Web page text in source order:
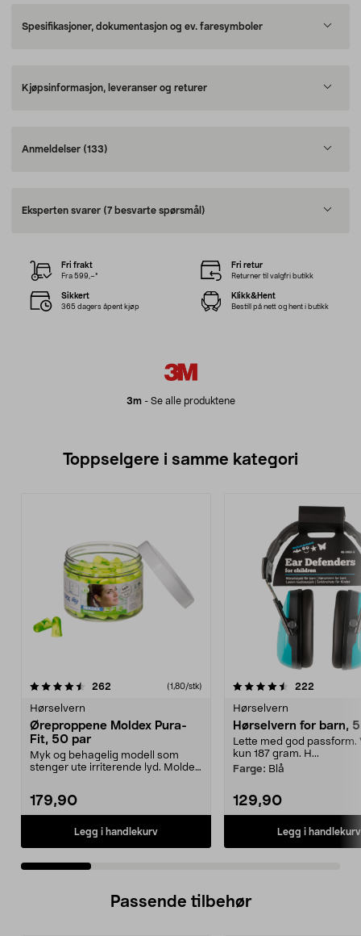
Spesifikasjoner, dokumentasjon og ev. faresymboler
Kjøpsinformasjon, leveranser og returer
Anmeldelser (133)
Eksperten svarer (7 besvarte spørsmål)
3m- Se alle produktene
Fri frakt
Fra 599,–*
Fri retur
Returner til valgfri butikk
Sikkert
365 dagers åpent kjøp
Klikk&Hent
Bestill på nett og hent i butikk
Toppselgere i samme kategori
262 (1,80/stk)
Hørselvern
Øreproppene Moldex Pura-
Fit, 50 par
Myk og behagelig modell som
stenger ute irriterende lyd. Moldex
179,90
Legg i handlekurv
4.5 av 5 stjerner 222
Hørselvern
Hørselvern for barn,
Lette med god passform.
kun 187 gram. H...
Farge: Blå
129,90
Legg i handlekurv
4.5 av 5 stjerner
Passende tilbehør